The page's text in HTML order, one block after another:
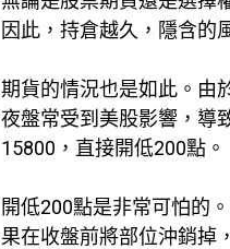
因此，持倉越久，隱含的
期貨的情況也是如此。由
夜盤常受到美股影響，導
15800，直接開低200點。
開低200點是非常可怕的
果在收盤前將部位沖銷掉